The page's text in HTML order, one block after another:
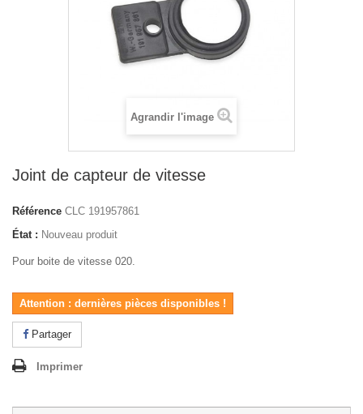
Agrandir l'image
Joint de capteur de vitesse
Référence CLC 191957861
État : Nouveau produit
Pour boite de vitesse 020.
Attention : dernières pièces disponibles !
Partager
Imprimer